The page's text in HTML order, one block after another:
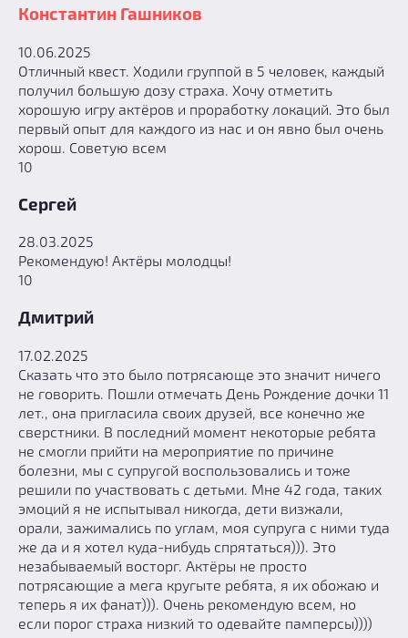
Константин Гашников
10.06.2025
Отличный квест. Ходили группой в 5 человек, каждый
получил большую дозу страха. Хочу отметить
хорошую игру актёров и проработку локаций. Это был
первый опыт для каждого из нас и он явно был очень
хорош. Советую всем
10
Сергей
28.03.2025
Рекомендую! Актёры молодцы!
10
Дмитрий
17.02.2025
Сказать что это было потрясающе это значит ничего
не говорить. Пошли отмечать День Рождение дочки 11
лет., она пригласила своих друзей, все конечно же
сверстники. В последний момент некоторые ребята
не смогли прийти на мероприятие по причине
болезни, мы с супругой воспользовались и тоже
решили по участвовать с детьми. Мне 42 года, таких
эмоций я не испытывал никогда, дети визжали,
орали, зажимались по углам, моя супруга с ними туда
же да и я хотел куда-нибудь спрятаться))). Это
незабываемый восторг. Актёры не просто
потрясающие а мега кругыте ребята, я их обожаю и
теперь я их фанат))). Очень рекомендую всем, но
если порог страха низкий то одевайте памперсы))))